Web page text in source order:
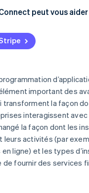
IA
peut vous aider
important des
transforment la façon
interagissent avec
la façon dont les
leurs activités (par
ligne) et les types
de fournir des services